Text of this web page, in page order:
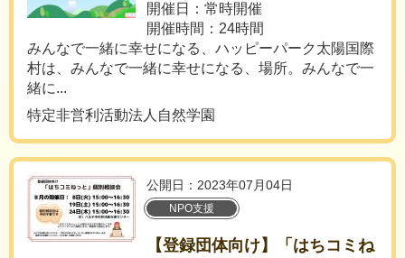
開催日：常時開催
開催時間：24時間
みんなで一緒に幸せになる、ハッピーパーク太陽国際
村は、みんなで一緒に幸せになる、場所。みんなで一
緒に...
特定非営利活動法人自然学園
公開日：2023年07月04日
NPO支援
【登録団体向け】「はちコミね